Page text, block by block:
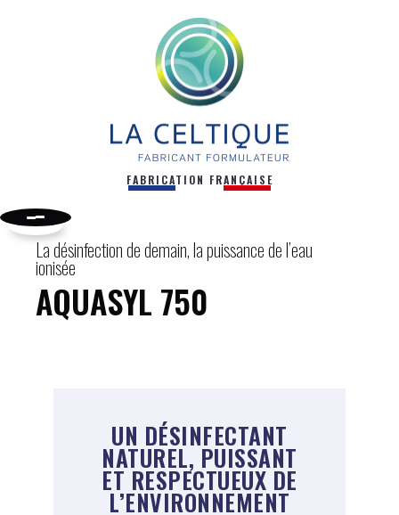
FABRICATION FRANÇAISE
La désinfection de demain, la puissance de l’eau
ionisée
AQUASYL 750
UN DÉSINFECTANT
NATUREL, PUISSANT
ET RESPECTUEUX DE
L’ENVIRONNEMENT